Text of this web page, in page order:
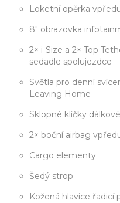
Loketní opěrka
8" obrazovka
2× i-Size a 2× Top
sedadle spolujezdce
Světla pro denní
Leaving Home
Sklopné klíčky
2× boční airbag
Cargo elementy
Šedý strop
Kožená hlavice řadicí